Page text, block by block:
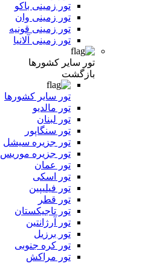
تور زمینی باکو
تور زمینی وان
تور زمینی قونیه
تور زمینی آلانیا
تور سایر کشورها
بازگشت
تور سایر کشورها
تور مالدیو
تور لبنان
تور سنگاپور
تور جزیره سیشل
تور جزیره موریس
تور عمان
تور اسکی
تور فیلیپین
تور قطر
تور تاجیکستان
تور آرژانتین
تور برزیل
تور کره جنوبی
تور مراکش